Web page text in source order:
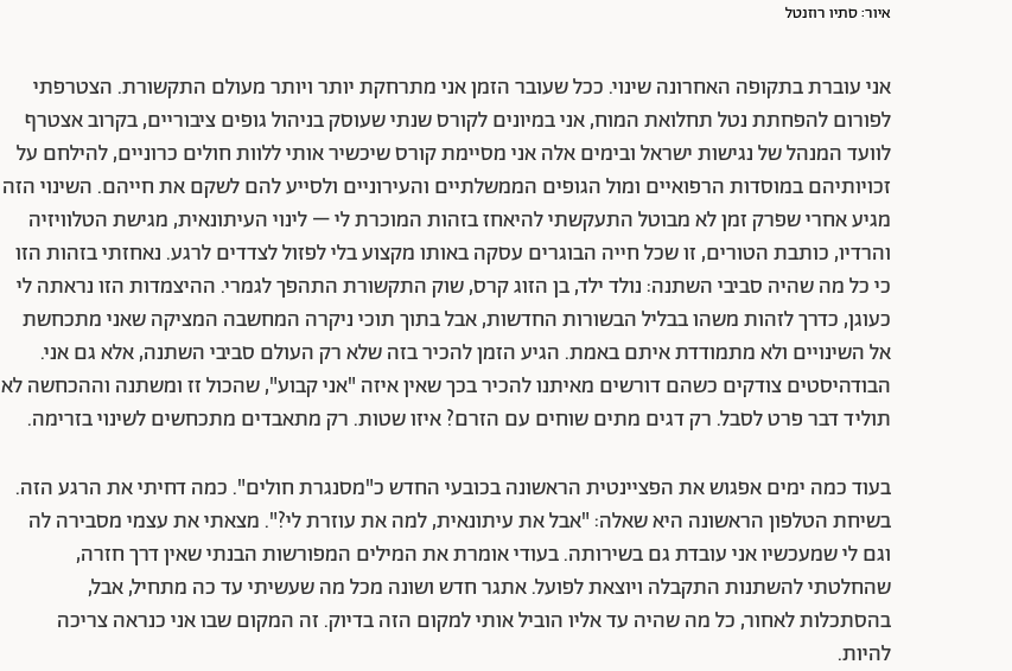
איור: סתיו רוזנטל
אני עוברת בתקופה האחרונה שינוי. ככל שעובר הזמן אני מתרחקת יותר ויותר מעולם התקשורת. הצטרפתי
לפורום להפחתת נטל תחלואת המוח, אני במיונים לקורס שנתי שעוסק בניהול גופים ציבוריים, בקרוב אצטרף
לוועד המנהל של נגישות ישראל ובימים אלה אני מסיימת קורס שיכשיר אותי ללוות חולים כרוניים, להילחם על
זכויותיהם במוסדות הרפואיים ומול הגופים הממשלתיים והעירוניים ולסייע להם לשקם את חייהם. השינוי הזה
מגיע אחרי שפרק זמן לא מבוטל התעקשתי להיאחז בזהות המוכרת לי – לינוי העיתונאית, מגישת הטלוויזיה
והרדיו, כותבת הטורים, זו שכל חייה הבוגרים עסקה באותו מקצוע בלי לפזול לצדדים לרגע. נאחזתי בזהות הזו
כי כל מה שהיה סביבי השתנה: נולד ילד, בן הזוג קרס, שוק התקשורת התהפך לגמרי. ההיצמדות הזו נראתה לי
כעוגן, כדרך לזהות משהו בבליל הבשורות החדשות, אבל בתוך תוכי ניקרה המחשבה המציקה שאני מתכחשת
אל השינויים ולא מתמודדת איתם באמת. הגיע הזמן להכיר בזה שלא רק העולם סביבי השתנה, אלא גם אני.
הבודהיסטים צודקים כשהם דורשים מאיתנו להכיר בכך שאין איזה "אני קבוע", שהכול זז ומשתנה וההכחשה לא
תוליד דבר פרט לסבל. רק דגים מתים שוחים עם הזרם? איזו שטות. רק מתאבדים מתכחשים לשינוי בזרימה.
בעוד כמה ימים אפגוש את הפציינטית הראשונה בכובעי החדש כ"מסנגרת חולים". כמה דחיתי את הרגע הזה.
בשיחת הטלפון הראשונה היא שאלה: "אבל את עיתונאית, למה את עוזרת לי?". מצאתי את עצמי מסבירה לה
וגם לי שמעכשיו אני עובדת גם בשירותה. בעודי אומרת את המילים המפורשות הבנתי שאין דרך חזרה,
שהחלטתי להשתנות התקבלה ויוצאת לפועל. אתגר חדש ושונה מכל מה שעשיתי עד כה מתחיל, אבל,
בהסתכלות לאחור, כל מה שהיה עד אליו הוביל אותי למקום הזה בדיוק. זה המקום שבו אני כנראה צריכה
להיות.